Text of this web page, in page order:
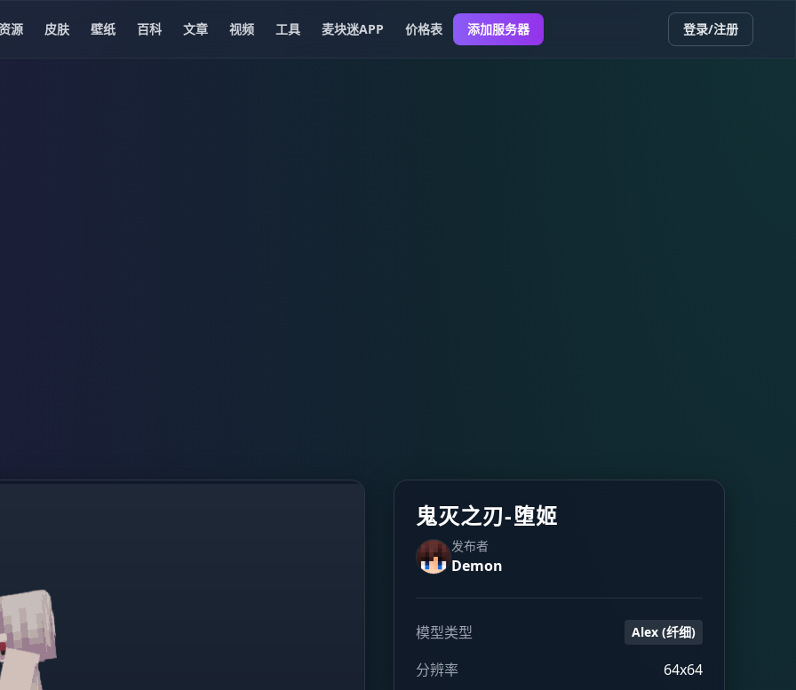
源 皮肤 壁纸 百科 文章 视频 工具 麦块迷APP 价格表 添加服务器 登录/注册
鬼灭之刃-堕姬
发布者
Demon
模型类型 Alex (纤细)
分辨率
64x64